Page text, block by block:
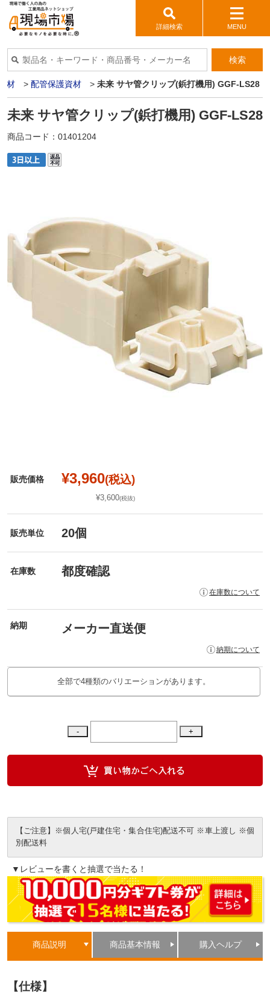
詳細検索 MENU
検索
材 > 配管保護資材 > 未来 サヤ管クリップ(鋲打機用) GGF-LS28
未来 サヤ管クリップ(鋲打機用) GGF-LS28
商品コード： 01401204
販売価格 ¥3,960(税込)
¥3,600(税抜)
販売単位 20個
在庫数 都度確認
在庫数について
納期 メーカー直送便
納期について
全部で4種類のバリエーションがあります。
【ご注意】※個人宅(戸建住宅・集合住宅)配送不可 ※車上渡し ※個
別配送料
▼レビューを書くと抽選で当たる！
商品説明 商品基本情報 購入ヘルプ
【仕様】